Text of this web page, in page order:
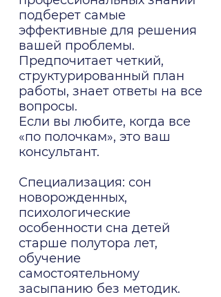
подберет самые
эффективные для решения
вашей проблемы.
Предпочитает четкий,
структурированный план
работы, знает ответы на все
вопросы.
Если вы любите, когда все
«по полочкам», это ваш
консультант.
Специализация: сон
новорожденных,
психологические
особенности сна детей
старше полутора лет,
обучение
самостоятельному
засыпанию без методик.